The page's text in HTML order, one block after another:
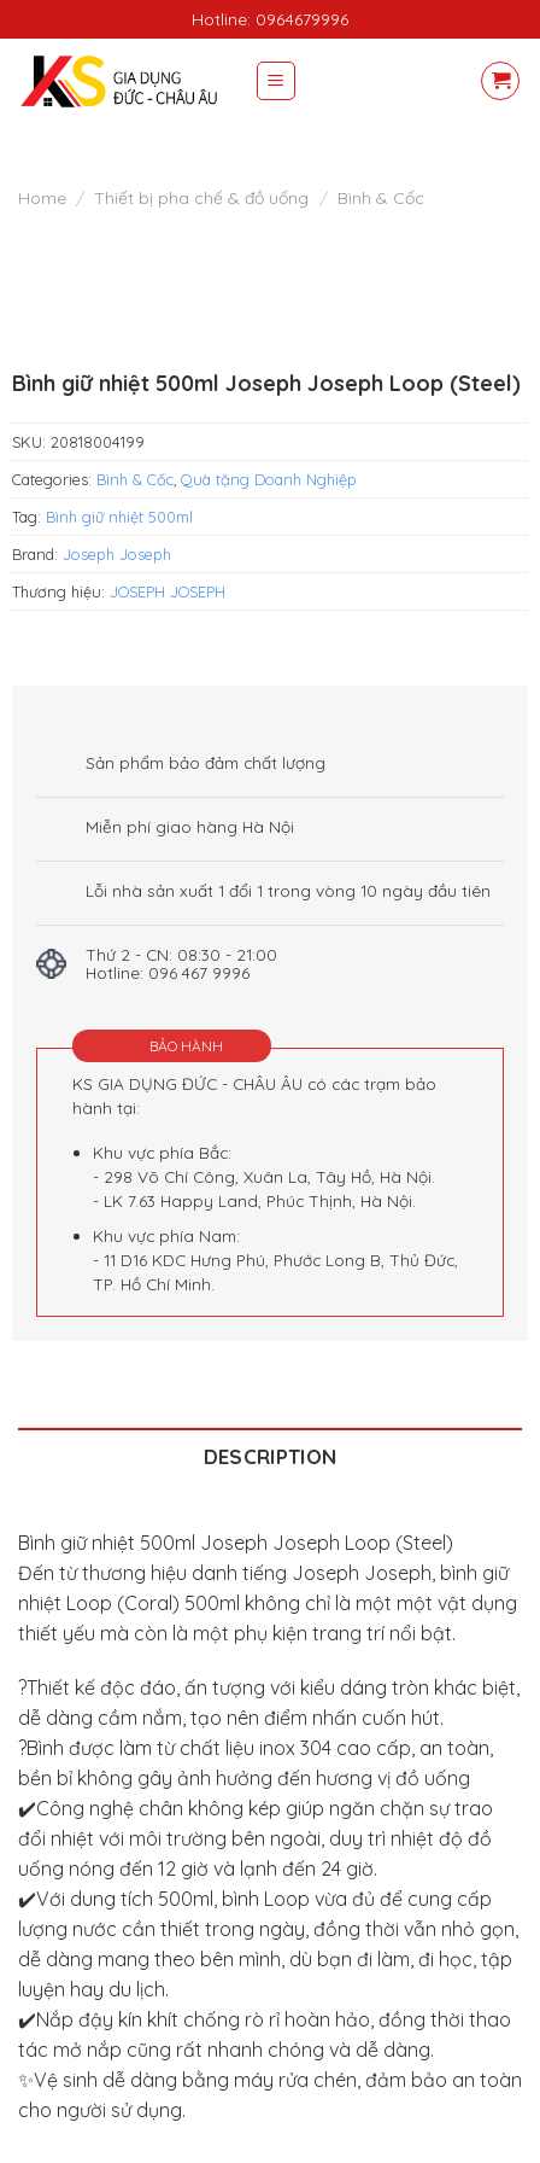
to
content
Hotline: 0964679996
Home / Thiết bị pha chế & đồ uống / Bình & Cốc
Bình giữ nhiệt 500ml Joseph Joseph Loop (Steel)
SKU: 20818004199
Categories: Bình & Cốc, Quà tặng Doanh Nghiệp
Tag: Bình giữ nhiệt 500ml
Brand: Joseph Joseph
Thương hiệu: JOSEPH JOSEPH
Sản phẩm bảo đảm chất lượng
Miễn phí giao hàng Hà Nội
Lỗi nhà sản xuất 1 đổi 1 trong vòng 10 ngày đầu tiên
Thứ 2 - CN: 08:30 - 21:00
Hotline: 096 467 9996
BẢO HÀNH
KS GIA DỤNG ĐỨC - CHÂU ÂU có các trạm bảo
hành tại:
Khu vực phía Bắc:
- 298 Võ Chí Công, Xuân La, Tây Hồ, Hà Nội.
- LK 7.63 Happy Land, Phúc Thịnh, Hà Nội.
Khu vực phía Nam:
- 11 D16 KDC Hưng Phú, Phước Long B, Thủ Đức,
TP. Hồ Chí Minh.
DESCRIPTION
Bình giữ nhiệt 500ml Joseph Joseph Loop (Steel)
Đến từ thương hiệu danh tiếng Joseph Joseph, bình giữ
nhiệt Loop (Coral) 500ml không chỉ là một một vật dụng
thiết yếu mà còn là một phụ kiện trang trí nổi bật.
?Thiết kế độc đáo, ấn tượng với kiểu dáng tròn khác biệt,
dễ dàng cầm nắm, tạo nên điểm nhấn cuốn hút.
?Bình được làm từ chất liệu inox 304 cao cấp, an toàn,
bền bỉ không gây ảnh hưởng đến hương vị đồ uống
✔️Công nghệ chân không kép giúp ngăn chặn sự trao
đổi nhiệt với môi trường bên ngoài, duy trì nhiệt độ đồ
uống nóng đến 12 giờ và lạnh đến 24 giờ.
✔️Với dung tích 500ml, bình Loop vừa đủ để cung cấp
lượng nước cần thiết trong ngày, đồng thời vẫn nhỏ gọn,
dễ dàng mang theo bên mình, dù bạn đi làm, đi học, tập
luyện hay du lịch.
✔️Nắp đậy kín khít chống rò rỉ hoàn hảo, đồng thời thao
tác mở nắp cũng rất nhanh chóng và dễ dàng.
✨Vệ sinh dễ dàng bằng máy rửa chén, đảm bảo an toàn
cho người sử dụng.